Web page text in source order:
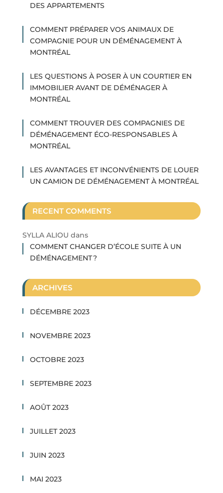
DES APPARTEMENTS
COMMENT PRÉPARER VOS ANIMAUX DE
COMPAGNIE POUR UN DÉMÉNAGEMENT À
MONTRÉAL
LES QUESTIONS À POSER À UN COURTIER EN
IMMOBILIER AVANT DE DÉMÉNAGER À
MONTRÉAL
COMMENT TROUVER DES COMPAGNIES DE
DÉMÉNAGEMENT ÉCO-RESPONSABLES À
MONTRÉAL
LES AVANTAGES ET INCONVÉNIENTS DE LOUER
UN CAMION DE DÉMÉNAGEMENT À MONTRÉAL
RECENT COMMENTS
SYLLA ALIOU dans
COMMENT CHANGER D’ÉCOLE SUITE À UN
DÉMÉNAGEMENT ?
ARCHIVES
DÉCEMBRE 2023
NOVEMBRE 2023
OCTOBRE 2023
SEPTEMBRE 2023
AOÛT 2023
JUILLET 2023
JUIN 2023
MAI 2023